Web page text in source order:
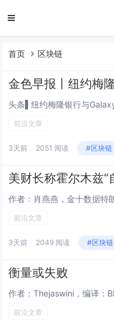
首页 区块链
前沿文章
3天前 2051 阅读 #区块链
前沿文章
3天前 2049 阅读 #区块链
衡量或失败
前沿文章